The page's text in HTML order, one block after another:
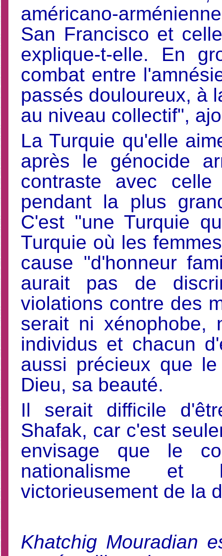
américano-
San Francisco et
explique-t-elle. En
combat entre
passés douloureux, à
au niveau collectif",
La Turquie qu'elle
après le génocide
contraste avec
pendant la plus
C'est "une Turquie
Turquie où les
cause "d'honneur
aurait pas de
violations contre des
serait ni xénophobe,
individus et chacun
aussi précieux que
Dieu, sa beauté.
Il serait difficile
Shafak, car c'est
envisage que le
nationalisme et
victorieusement de la
Khatchig Mouradian